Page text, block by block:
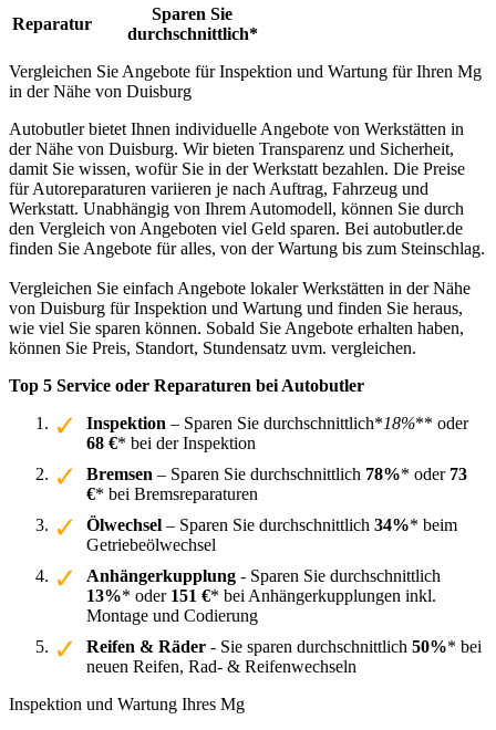
Reparatur
Sparen Sie
durchschnittlich*
Vergleichen Sie Angebote für Inspektion und Wartung für Ihren Mg
in der Nähe von Duisburg
Autobutler bietet Ihnen individuelle Angebote von Werkstätten in
der Nähe von Duisburg. Wir bieten Transparenz und Sicherheit,
damit Sie wissen, wofür Sie in der Werkstatt bezahlen. Die Preise
für Autoreparaturen variieren je nach Auftrag, Fahrzeug und
Werkstatt. Unabhängig von Ihrem Automodell, können Sie durch
den Vergleich von Angeboten viel Geld sparen. Bei autobutler.de
finden Sie Angebote für alles, von der Wartung bis zum Steinschlag.
Vergleichen Sie einfach Angebote lokaler Werkstätten in der Nähe
von Duisburg für Inspektion und Wartung und finden Sie heraus,
wie viel Sie sparen können. Sobald Sie Angebote erhalten haben,
können Sie Preis, Standort, Stundensatz uvm. vergleichen.
Top 5 Service oder Reparaturen bei Autobutler
Inspektion – Sparen Sie durchschnittlich*18%** oder
68 €* bei der Inspektion
Bremsen – Sparen Sie durchschnittlich 78%* oder 73
€* bei Bremsreparaturen
Ölwechsel – Sparen Sie durchschnittlich 34%* beim
Getriebeölwechsel
Anhängerkupplung - Sparen Sie durchschnittlich
13%* oder 151 €* bei Anhängerkupplungen inkl.
Montage und Codierung
Reifen & Räder - Sie sparen durchschnittlich 50%* bei
neuen Reifen, Rad- & Reifenwechseln
Inspektion und Wartung Ihres Mg